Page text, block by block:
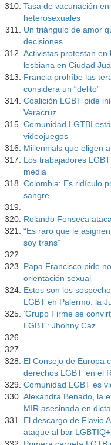
Tasa de vacunación
heterosexuales
Un triángulo de amor
decisiones
Activistas protestan en
lesbiana en Ciudad
Francia prohíbe las
considera un “delito”
Coalición LGBT pide
Veracruz
Comunidad LGTBI
videojuegos
Millennials que eligen
Los trabajadores
media
Colombia: Es ridículo
sangre
Rolando Fonseca
“Es raro que le
soy trans”
Papa Francisco pide
orientación sexual
Estos son los
LGBT en Palermo: la
‘Grupo Firme se
LGBT’: Jhonny Caz
El Consejo de Europa
derechos LGBT’ en el
Comunidad LGBT es
Alexandra Benado, la
MIR asesinada en
El descargo de Flavio
ataque al bar LGBTIQ+